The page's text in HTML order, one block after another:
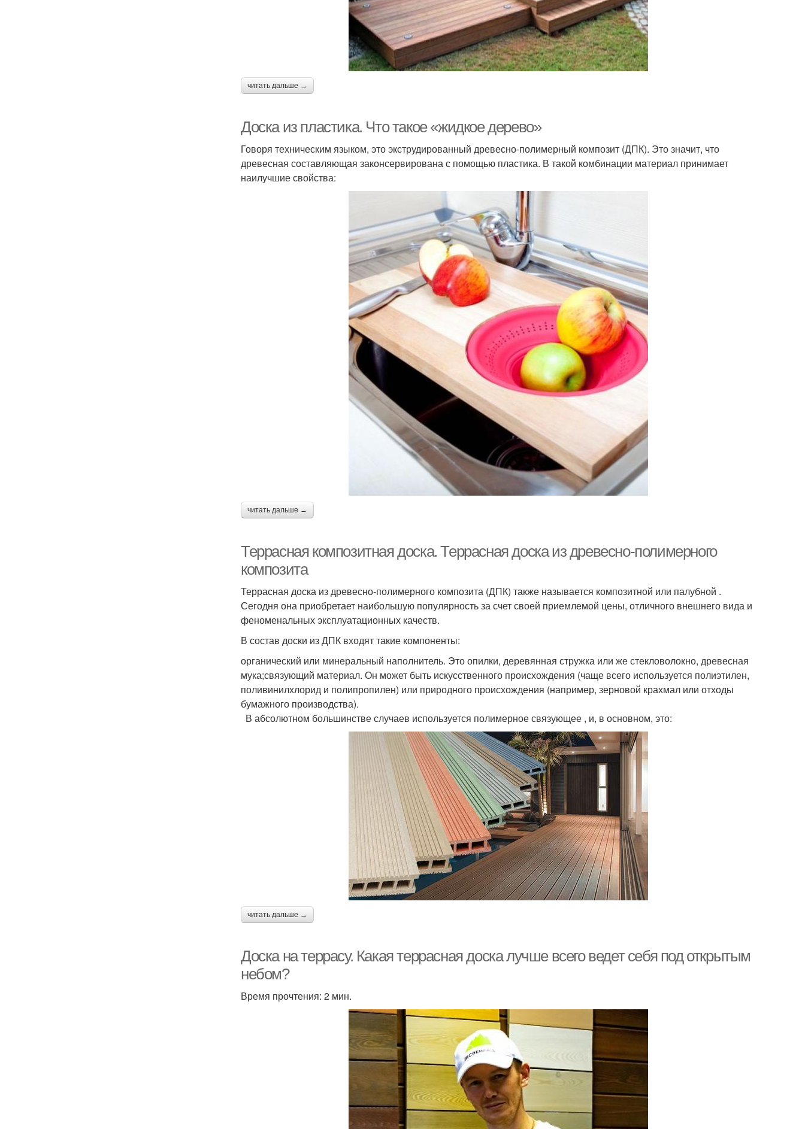
читать дальше →
Доска из пластика. Что такое «жидкое дерево»
Говоря техническим языком, это экструдированный древесно-полимерный композит (ДПК). Это значит, что
древесная составляющая законсервирована с помощью пластика. В такой комбинации материал принимает
наилучшие свойства:
читать дальше →
Террасная композитная доска. Террасная доска из древесно-полимерного
композита
Террасная доска из древесно-полимерного композита (ДПК) также называется композитной или палубной .
Сегодня она приобретает наибольшую популярность за счет своей приемлемой цены, отличного внешнего вида и
феноменальных эксплуатационных качеств.
В состав доски из ДПК входят такие компоненты:
органический или минеральный наполнитель. Это опилки, деревянная стружка или же стекловолокно, древесная
мука;связующий материал. Он может быть искусственного происхождения (чаще всего используется полиэтилен,
поливинилхлорид и полипропилен) или природного происхождения (например, зерновой крахмал или отходы
бумажного производства).
В абсолютном большинстве случаев используется полимерное связующее , и, в основном, это:
читать дальше →
Доска на террасу. Какая террасная доска лучше всего ведет себя под открытым
небом?
Время прочтения: 2 мин.